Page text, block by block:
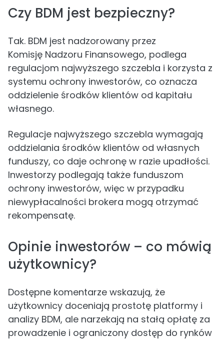
Czy BDM jest bezpieczny?
Tak. BDM jest nadzorowany przez
Komisję Nadzoru Finansowego, podlega
regulacjom najwyższego szczebla i korzysta z
systemu ochrony inwestorów, co oznacza
oddzielenie środków klientów od kapitału
własnego.
Regulacje najwyższego szczebla wymagają
oddzielania środków klientów od własnych
funduszy, co daje ochronę w razie upadłości.
Inwestorzy podlegają także funduszom
ochrony inwestorów, więc w przypadku
niewypłacalności brokera mogą otrzymać
rekompensatę.
Opinie inwestorów – co mówią
użytkownicy?
Dostępne komentarze wskazują, że
użytkownicy doceniają prostotę platformy i
analizy BDM, ale narzekają na stałą opłatę za
prowadzenie i ograniczony dostęp do rynków